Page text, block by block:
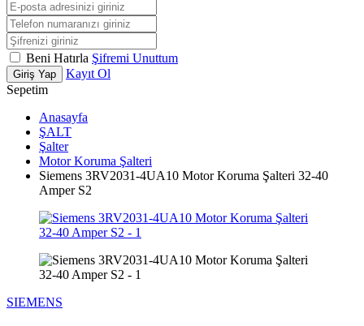
Beni Hatırla Şifremi Unuttum
Giriş Yap
Kayıt Ol
Sepetim
Anasayfa
ŞALT
Şalter
Motor Koruma Şalteri
Siemens 3RV2031-4UA10 Motor Koruma Şalteri 32-40
Amper S2
SIEMENS